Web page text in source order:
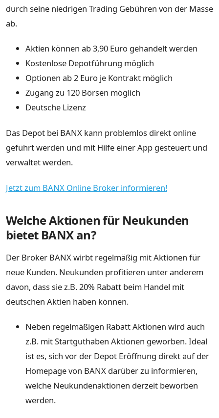
durch seine niedrigen Trading Gebühren von der Masse
ab.
Aktien können ab 3,90 Euro gehandelt werden
Kostenlose Depotführung möglich
Optionen ab 2 Euro je Kontrakt möglich
Zugang zu 120 Börsen möglich
Deutsche Lizenz
Das Depot bei BANX kann problemlos direkt online
geführt werden und mit Hilfe einer App gesteuert und
verwaltet werden.
Jetzt zum BANX Online Broker informieren!
Welche Aktionen für Neukunden
bietet BANX an?
Der Broker BANX wirbt regelmäßig mit Aktionen für
neue Kunden. Neukunden profitieren unter anderem
davon, dass sie z.B. 20% Rabatt beim Handel mit
deutschen Aktien haben können.
Neben regelmäßigen Rabatt Aktionen wird auch
z.B. mit Startguthaben Aktionen geworben. Ideal
ist es, sich vor der Depot Eröffnung direkt auf der
Homepage von BANX darüber zu informieren,
welche Neukundenaktionen derzeit beworben
werden.